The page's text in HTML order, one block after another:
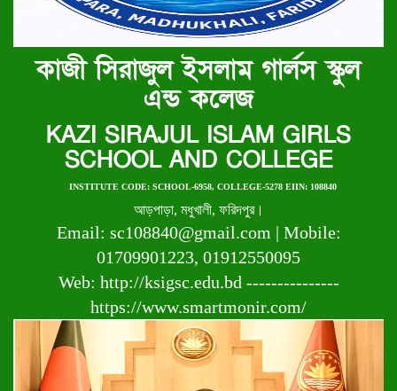
কাজী সিরাজুল ইসলাম গার্লস স্কুল
এন্ড কলেজ
KAZI SIRAJUL ISLAM GIRLS
SCHOOL AND COLLEGE
INSTITUTE CODE: SCHOOL-6958, COLLEGE-5278 EIIN: 108840
আড়পাড়া, মধুখালী, ফরিদপুর।
Email: sc108840@gmail.com | Mobile:
01709901223, 01912550095
Web: http://ksigsc.edu.bd ---------------
https://www.smartmonir.com/